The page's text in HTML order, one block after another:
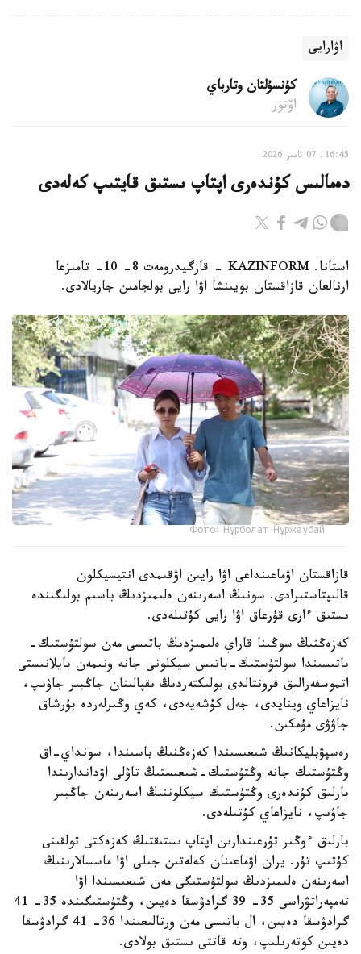
اۋارايى
كۇنسۇلتان وتارباي
اۆتور
16:45, 07 تامىز 2026
دەمالىس كۇندەرى اپتاپ ىستىق قايتىپ كەلەدى
استانا. KAZINFORM - قازگيدرومەت 8- 10- تامىزعا
ارنالعان قازاقستان بويىنشا اۋا رايى بولجامىن جاريالادى.
Фото: Нұрболат Нұржаубай
قازاقستان اۋماعىنداعى اۋا رايىن اۋقىمدى انتيسيكلون
قالىپتاستىرادى. سونىڭ اسەرىنەن ەلىمىزدىڭ باسىم بولىگىندە
ىستىق ءارى قۇرعاق اۋا رايى كۇتىلەدى.
كەزەڭنىڭ سوڭىنا قاراي ەلىمىزدىڭ باتىسى مەن سولتۇستىك-
باتىسىندا سولتۇستىك-باتىس سيكلونى جانە ونىمەن بايلانىستى
اتموسفەرالىق فرونتالدى بولىكتەردىڭ ىقپالىنان جاڭبىر جاۋىپ،
نايزاعاي وينايدى، جەل كۇشەيەدى، كەي وڭىرلەردە بۇرشاق
جاۋۋى مۇمكىن.
رەسپۋبليكانىڭ شىعىسىندا كەزەڭنىڭ باسىندا، سونداي-اق
وڭتۇستىك جانە وڭتۇستىك-شىعىستىڭ تاۋلى اۋداندارىندا
بارلىق كۇندەرى وڭتۇستىك سيكلوننىڭ اسەرىنەن جاڭبىر
جاۋىپ، نايزاعاي كۇتىلەدى.
بارلىق ءوڭىر تۇرعىندارىن اپتاپ ىستىقتىڭ كەزەكتى تولقىنى
كۇتىپ تۇر. يران اۋماعىنان كەلەتىن جىلى اۋا ماسسالارىنىڭ
اسەرىنەن ەلىمىزدىڭ سولتۇستىگى مەن شىعىسىندا اۋا
تەمپەراتۋراسى 35- 39 گرادۋسقا دەيىن، وڭتۇستىگىندە 35- 41
گرادۋسقا دەيىن، ال باتىسى مەن ورتالىعىندا 36- 41 گرادۋسقا
دەيىن كوتەرىلىپ، وتە قاتتى ىستىق بولادى.